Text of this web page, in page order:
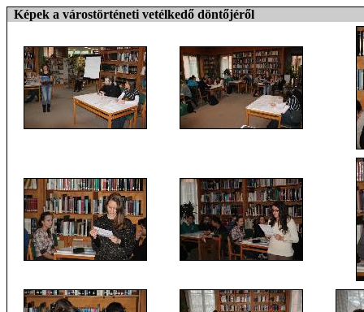
Képek a várostörténeti vetélkedő döntőjéről